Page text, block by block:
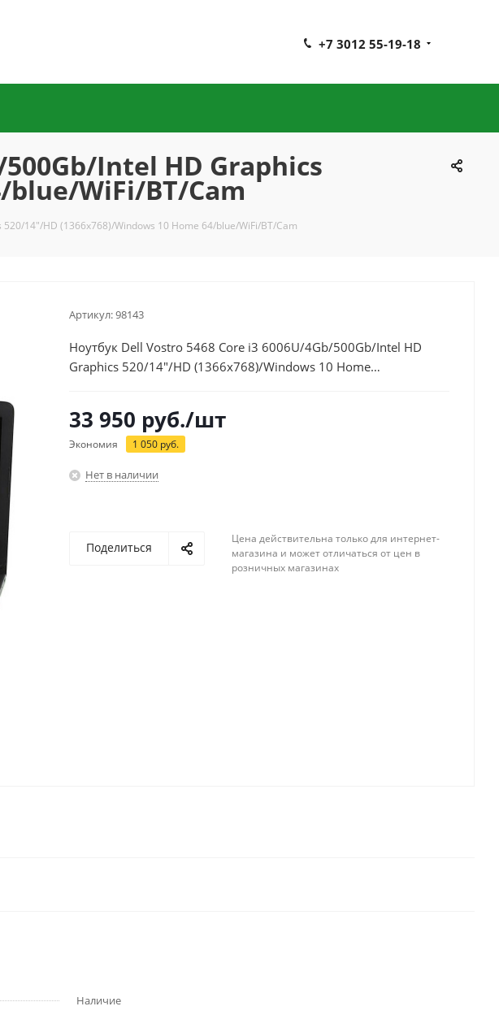
+7 3012 55-19-18
Intel HD Graphics
blue/WiFi/BT/Cam
14"/HD (1366x768)/Windows 10 Home 64/blue/WiFi/BT/Cam
Артикул:98143
Ноутбук Dell Vostro 5468 Core i3 6006U/4Gb/500Gb/Intel HD
Graphics 520/14"/HD (1366x768)/Windows 10 Home
33 950 руб./шт
Экономия 1 050 руб.
Нет в наличии
Поделиться
Цена действительна только для интернет-
магазина и может отличаться от цен в
розничных магазинах
Наличие